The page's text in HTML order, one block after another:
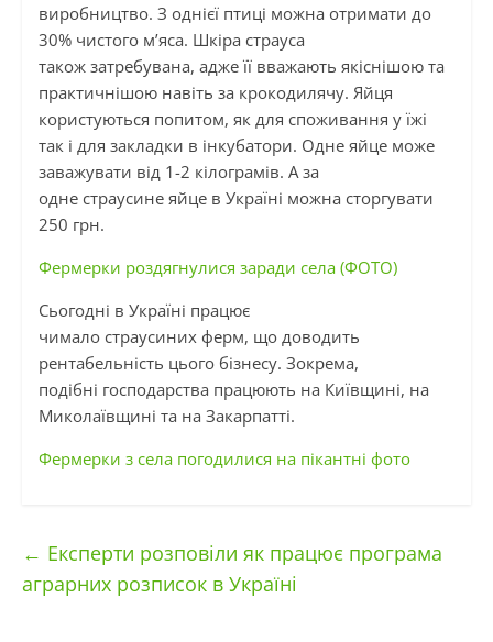
виробництво. З однієї птиці можна отримати до
30% чистого м’яса. Шкіра страуса
також затребувана, адже її вважають якіснішою та
практичнішою навіть за крокодилячу. Яйця
користуються попитом, як для споживання у їжі
так і для закладки в інкубатори. Одне яйце може
заважувати від 1-2 кілограмів. А за
одне страусине яйце в Україні можна сторгувати
250 грн.
Фермерки роздягнулися заради села (ФОТО)
Сьогодні в Україні працює
чимало страусинихферм, що доводить
рентабельність цього бізнесу. Зокрема,
подібні господарства працюють на Київщині, на
Миколаївщині та на Закарпатті.
Фермерки з села погодилися на пікантні фото
← Експерти розповіли як працює програма
аграрних розписок в Україні